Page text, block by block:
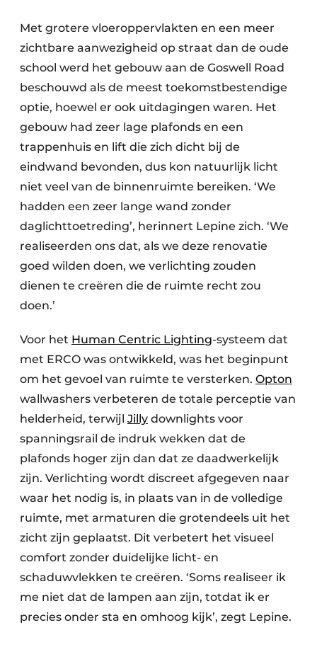
Met grotere vloeroppervlakten en een meer
zichtbare aanwezigheid op straat dan de oude
school werd het gebouw aan de Goswell Road
beschouwd als de meest toekomstbestendige
optie, hoewel er ook uitdagingen waren. Het
gebouw had zeer lage plafonds en een
trappenhuis en lift die zich dicht bij de
eindwand bevonden, dus kon natuurlijk licht
niet veel van de binnenruimte bereiken. ‘We
hadden een zeer lange wand zonder
daglichttoetreding’, herinnert Lepine zich. ‘We
realiseerden ons dat, als we deze renovatie
goed wilden doen, we verlichting zouden
dienen te creëren die de ruimte recht zou
doen.’
Voor het Human Centric Lighting-systeem dat
met ERCO was ontwikkeld, was het beginpunt
om het gevoel van ruimte te versterken. Opton
wallwashers verbeteren de totale perceptie van
helderheid, terwijl Jilly downlights voor
spanningsrail de indruk wekken dat de
plafonds hoger zijn dan dat ze daadwerkelijk
zijn. Verlichting wordt discreet afgegeven naar
waar het nodig is, in plaats van in de volledige
ruimte, met armaturen die grotendeels uit het
zicht zijn geplaatst. Dit verbetert het visueel
comfort zonder duidelijke licht- en
schaduwvlekken te creëren. ‘Soms realiseer ik
me niet dat de lampen aan zijn, totdat ik er
precies onder sta en omhoog kijk’, zegt Lepine.